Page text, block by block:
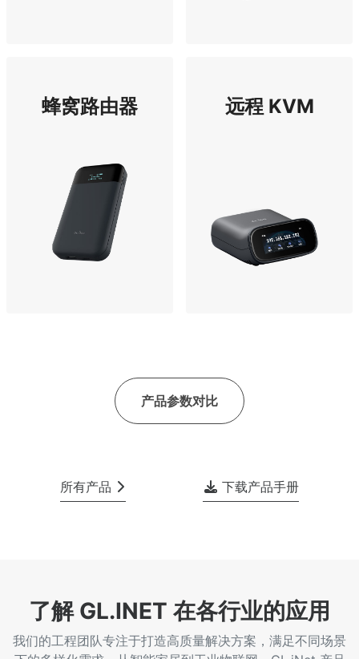
蜂窝路由器 远程 KVM
产品参数对比
所有产品 下载产品手册
了解 GL.INET 在各行业的应用
我们的工程团队专注于打造高质量解决方案，满足不同场景